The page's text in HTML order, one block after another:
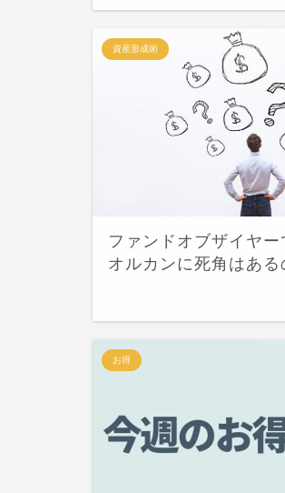
資産形成術
ファンドオブザイヤ
オルカンに死角はある
お得